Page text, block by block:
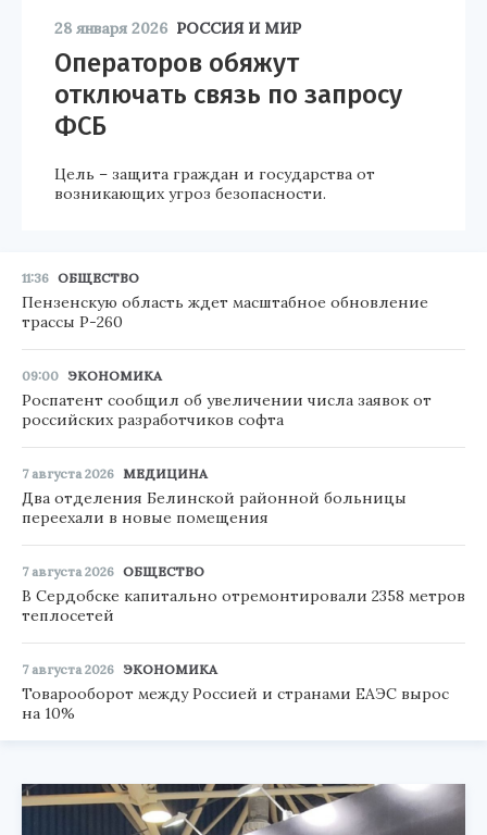
28 января 2026 РОССИЯ И МИР
Операторов обяжут
отключать связь по запросу
ФСБ
Цель – защита граждан и государства от
возникающих угроз безопасности.
11:36 ОБЩЕСТВО
Пензенскую область ждет масштабное обновление
трассы Р-260
09:00 ЭКОНОМИКА
Роспатент сообщил об увеличении числа заявок от
российских разработчиков софта
7 августа 2026 МЕДИЦИНА
Два отделения Белинской районной больницы
переехали в новые помещения
7 августа 2026 ОБЩЕСТВО
В Сердобске капитально отремонтировали 2358 метров
теплосетей
7 августа 2026 ЭКОНОМИКА
Товарооборот между Россией и странами ЕАЭС вырос
на 10%